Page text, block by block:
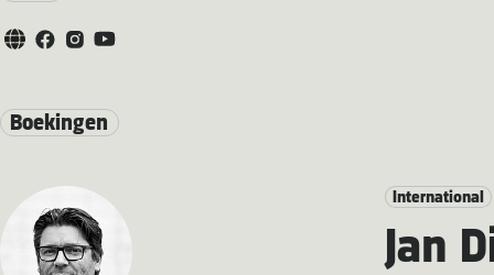
Boekingen
International
Jan